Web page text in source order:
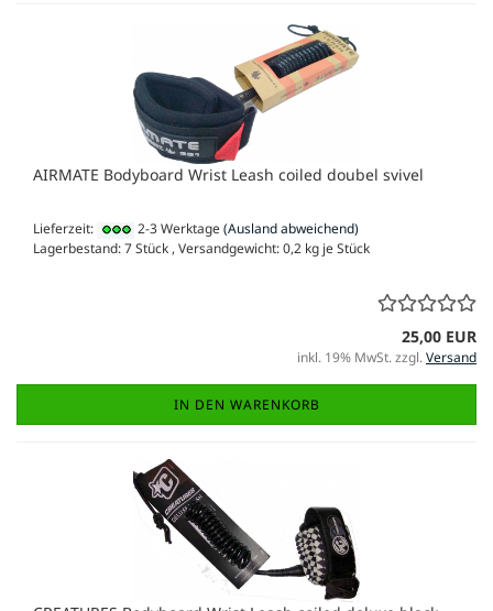
AIRMATE Bodyboard Wrist Leash coiled doubel svivel
Lieferzeit: 2-3 Werktage(Ausland abweichend)
Lagerbestand: 7 Stück , Versandgewicht:0,2 kg je Stück
25,00 EUR
inkl. 19% MwSt. zzgl.Versand
IN DEN WARENKORB